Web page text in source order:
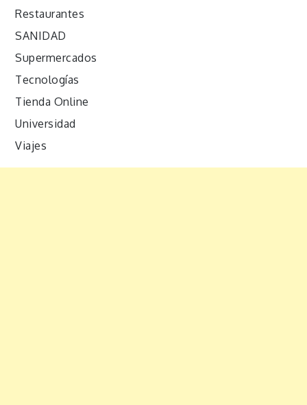
Restaurantes
SANIDAD
Supermercados
Tecnologías
Tienda Online
Universidad
Viajes